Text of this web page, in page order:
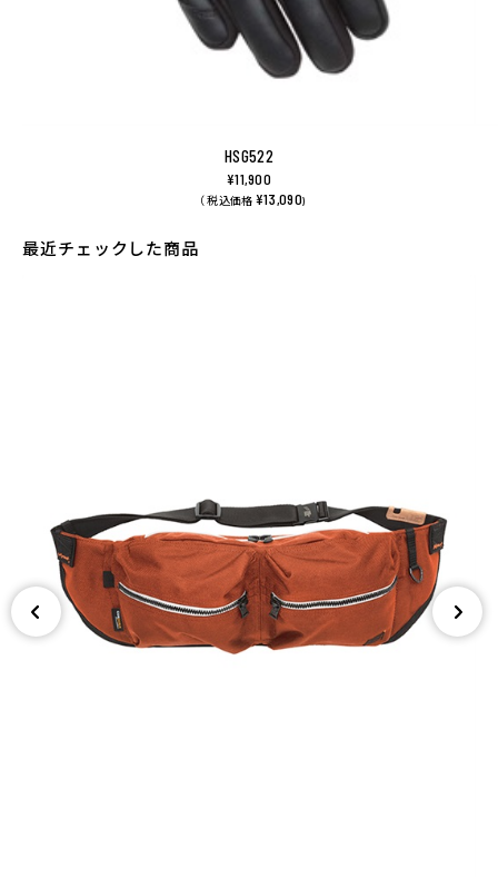
HSG522
¥11,900
（ 税込価格 ¥13,090)
最近チェックした商品